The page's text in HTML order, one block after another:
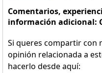
Comentarios,
información adicional:
Si queres compartir con
opinión relacionada a
hacerlo desde aquí: